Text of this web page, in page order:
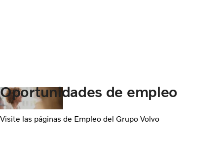
Oportunidades de empleo
Visite las páginas de Empleo del Grupo Volvo